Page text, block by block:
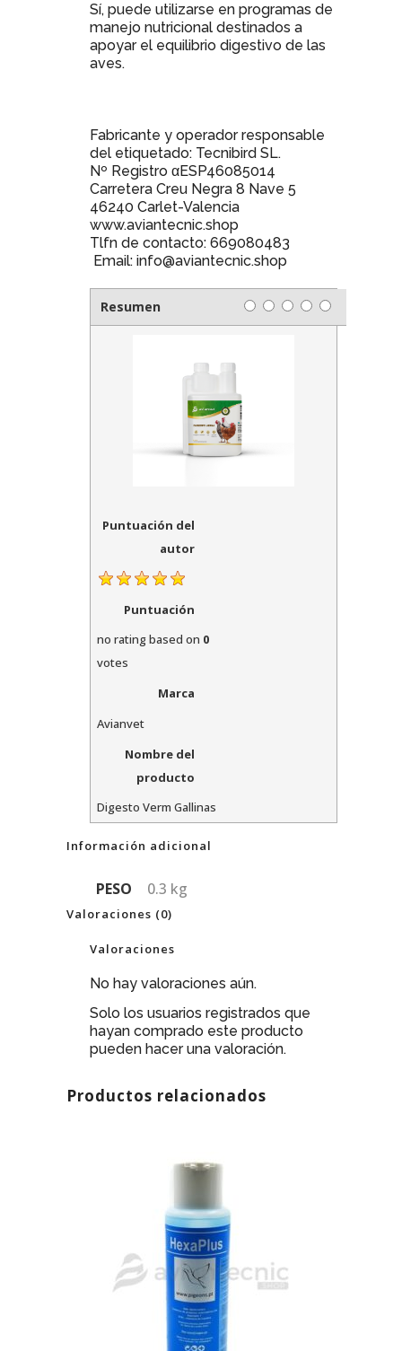
Sí, puede utilizarse en programas de
manejo nutricional destinados a
apoyar el equilibrio digestivo de las
aves.
Fabricante y operador responsable
del etiquetado: Tecnibird SL.
Nº Registro αESP46085014
Carretera Creu Negra 8 Nave 5
46240 Carlet-Valencia
www.aviantecnic.shop
Tlfn de contacto: 669080483
Email: info@aviantecnic.shop
Resumen
Puntuación del
autor
Puntuación
no ratingbased on 0
votes
Marca
Avianvet
Nombre del
producto
Digesto Verm Gallinas
Información adicional
PESO 0.3 kg
Valoraciones (0)
Valoraciones
No hay valoraciones aún.
Solo los usuarios registrados que
hayan comprado este producto
pueden hacer una valoración.
Productos relacionados